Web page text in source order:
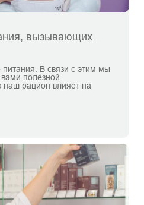
вызывающих
В связи с этим мы
полезной
рацион влияет на